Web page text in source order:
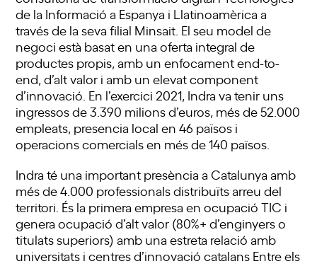
de la Informació a Espanya i Llatinoamèrica a
través de la seva filial Minsait . El seu model de
negoci està basat en una oferta integral de
productes propis, amb un enfocamentend-to-
end , d’alt valor i amb un elevat component
d’innovació. En l’exercici 2021, Indra va tenir uns
ingressos de 3.390 milions d’euros, més de 52.000
empleats, presencia local en 46 països i
operacions comercials en més de 140 països.
Indra té una important presència a Catalunya amb
més de 4.000 professionals distribuïts arreu del
territori. És la primera empresa en ocupació TIC i
genera ocupació d’alt valor (80%+ d’enginyers o
titulats superiors) amb una estreta relació amb
universitats i centres d’innovació catalans Entre els